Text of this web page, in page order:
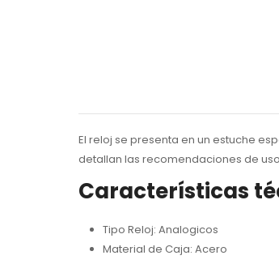
El reloj se presenta en un estuche
detallan las recomendaciones de
Características
Tipo Reloj: Analogicos
Material de Caja: Acero